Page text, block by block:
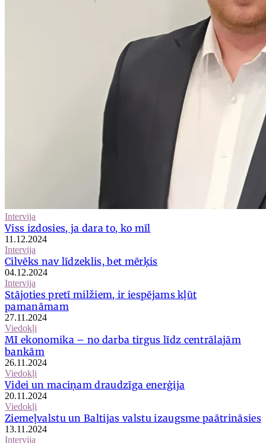
Intervija
Viss izdosies, ja dara to, ko mīl
11.12.2024
Intervija
Cilvēks nav līdzeklis, bet mērķis
04.12.2024
Intervija
Stājoties pretī milžiem, ir iespējams kļūt
pamanāmam
27.11.2024
Viedokļi
MI ekonomika – no darba tirgus līdz centrālajām
bankām
26.11.2024
Viedokļi
Videi un maciņam draudzīga enerģija
20.11.2024
Viedokļi
Ziemeļvalstu un Baltijas valstu izaugsme paātrināsies
13.11.2024
Intervija